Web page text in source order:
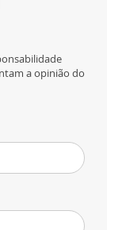
a opinião do